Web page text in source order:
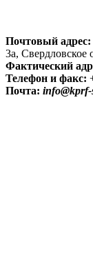
Почтовый адрес:
3а,
Фактический
Телефон и факс:
Почта: